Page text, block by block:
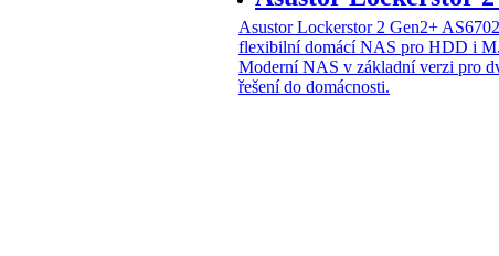
Asustor Lockerstor 2 Gen2+
flexibilní domácí NAS pro HDD i
Moderní NAS v základní verzi pro
řešení do domácnosti.